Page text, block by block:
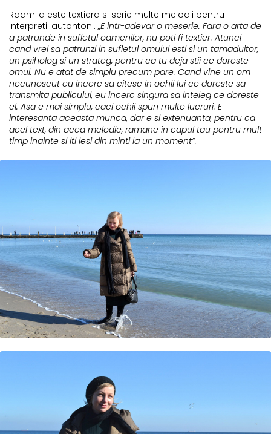
Radmila este textiera si scrie multe melodii pentru
interpretii autohtoni. „E intr-adevar o meserie. Fara o arta de
a patrunde in sufletul oamenilor, nu poti fi textier. Atunci
cand vrei sa patrunzi in sufletul omului esti si un tamaduitor,
un psiholog si un strateg, pentru ca tu deja stii ce doreste
omul. Nu e atat de simplu precum pare. Cand vine un om
necunoscut eu incerc sa citesc in ochii lui ce doreste sa
transmita publicului, eu incerc singura sa inteleg ce doreste
el. Asa e mai simplu, caci ochii spun multe lucruri. E
interesanta aceasta munca, dar e si extenuanta, pentru ca
acel text, din acea melodie, ramane in capul tau pentru mult
timp inainte si iti iesi din minti la un moment”.